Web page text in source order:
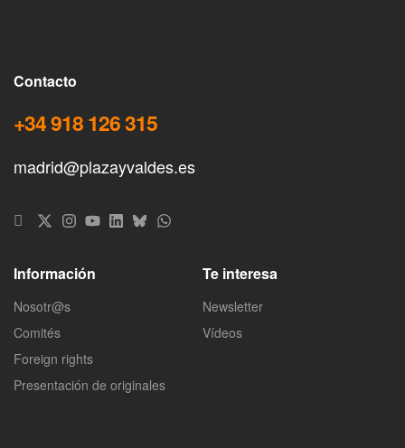
Contacto
+34 918 126 315
madrid@plazayvaldes.es
Información
Nosotr@s
Comités
Foreign rights
Presentación de originales
Te interesa
Newsletter
Vídeos